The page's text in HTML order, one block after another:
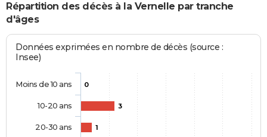
Répartition des décès à la Vernelle par tranche
d'âges
Données exprimées en nombre de décès (source :
Insee)
0
3
1
Moins de 10 ans
10-20 ans
20-30 ans